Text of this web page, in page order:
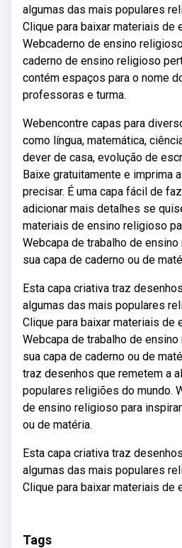
algumas das mais populares
Clique para baixar materiais de
Webcaderno de ensino
caderno de ensino religioso
contém espaços para o nome
professoras e turma.
Webencontre capas para
como língua, matemática,
dever de casa, evolução de
Baixe gratuitamente e imprima
precisar. É uma capa fácil de
adicionar mais detalhes se
materiais de ensino religioso
Webcapa de trabalho de
sua capa de caderno ou de
Esta capa criativa traz
algumas das mais populares
Clique para baixar materiais de
Webcapa de trabalho de
sua capa de caderno ou de
traz desenhos que remetem a
populares religiões do mundo.
de ensino religioso para
ou de matéria.
Esta capa criativa traz
algumas das mais populares
Clique para baixar materiais de
Tags